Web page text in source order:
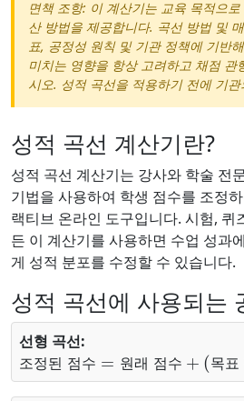
면책 조항: 이 계산기는 교육 목적으
산 방법을 제공합니다. 곡선 방법 및
표, 공정성 원칙 및 기관 정책에 기반
미치는 영향을 항상 고려하고 채점 관
시오. 성적 곡선을 적용하기 전에 기
성적 곡선 계산기란?
성적 곡선 계산기는 강사와 학술 전
기법을 사용하여 학생 점수를 조정
랙티브 온라인 도구입니다. 시험, 퀴
든 이 계산기를 사용하면 수업 성과
게 성적 분포를 수정할 수 있습니다.
성적 곡선에 사용되는
선형 곡선:
조 정 된 점 원 래 점 목 표
조정된 점수 (목표
현재 평균)